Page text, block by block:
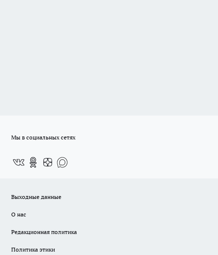
Мы в социальных сетях
Выходные данные
О нас
Редакционная политика
Политика этики